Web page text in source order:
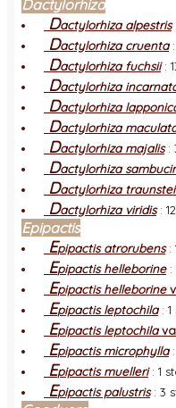
Dactylorhiza
Dactylorhiza alpestris:
Dactylorhiza cruenta:
Dactylorhiza fuchsii:
Dactylorhiza
Dactylorhiza
Dactylorhiza
Dactylorhiza majalis:
Dactylorhiza
Dactylorhiza
Dactylorhiza viridis:
Epipactis
Epipactis atrorubens:
Epipactis helleborine:
Epipactis helleborine
Epipactis leptochila:
Epipactis leptochila
Epipactis microphylla:
Epipactis muelleri: 1
Epipactis palustris: 3